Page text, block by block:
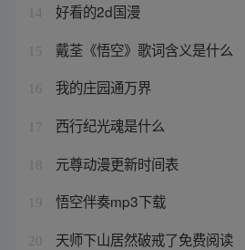
14 好看的2d国漫
15 戴荃《悟空》歌词含义是什么
16 我的庄园通万界
17 西行纪光魂是什么
18 元尊动漫更新时间表
19 悟空伴奏mp3下载
20 天师下山居然破戒了免费阅读